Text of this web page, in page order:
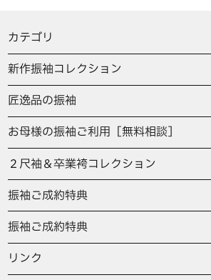
カテゴリ
新作振袖コレクション
匠逸品の振袖
お母様の振袖ご利用［無料相談］
２尺袖＆卒業袴コレクション
振袖ご成約特典
振袖ご成約特典
リンク